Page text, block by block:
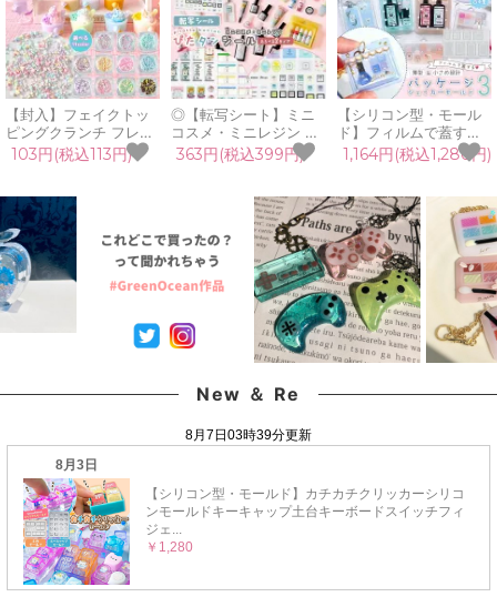
【封入】フェイクトッ
ピングクランチ フレー
ク トッピング 砂糖 シ
ュガー チョコ デコ レ
テル カラースプレー ス
イーツ ホイップ UVレ
ジン 《選べる11タイ
プ》
103円(税込113円)
◎【転写シート】ミニ
コスメ・ミニレジン ぴ
たタンシール 転写シー
ル レジンシール コスメ
剤 装飾シール 透明 こ
するだけGreenOcean
オリジナル♪《選べる2
種》
363円(税込399円)
【シリコン型・モール
ド】フィルムで蓋する
パッケージ風シェイカ
ー3 シリコンモールド
ャ ブリスターパック ミ
ニコスメモールド UV
レジン GreenOceanオ
リジナル♪
1,164円(税込1,280円)
New ＆ Re